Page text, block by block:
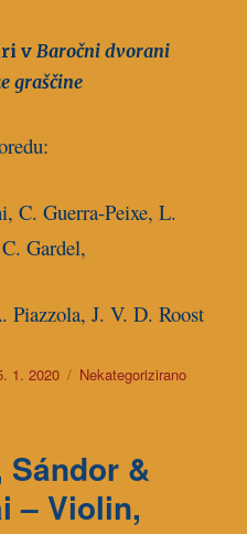
v Baročni dvorani
graščine
C. Guerra-Peixe, L.
Gardel,
J. V. D. Roost
1. 2020 Kategorije
Nekategorizirano
Sándor &
– Violin,